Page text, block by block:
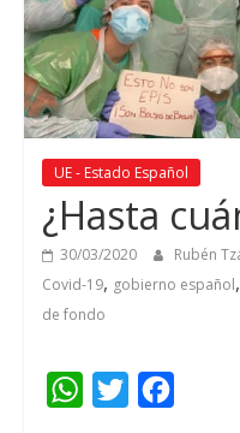
UE - Estado Español
¿Hasta
30/03/2020 Rubén
Covid-19, gobierno español,
de fondo
W